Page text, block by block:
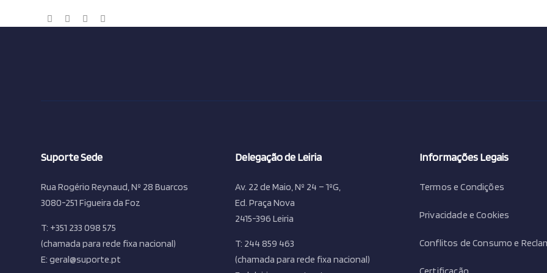
Suporte Sede
Rua Rogério Reynaud, Nº 28 Buarcos
3080-251 Figueira da Foz
T: +351 233 098 575
(chamada para rede fixa nacional)
E: geral@suporte.pt
Delegação de Leiria
Av. 22 de Maio, Nº 24 – 1ºG,
Ed. Praça Nova
2415-396 Leiria
T: 244 859 463
(chamada para rede fixa nacional)
Informações Legais
Termos e Condições
Privacidade e Cookies
Conflitos de Consumo e